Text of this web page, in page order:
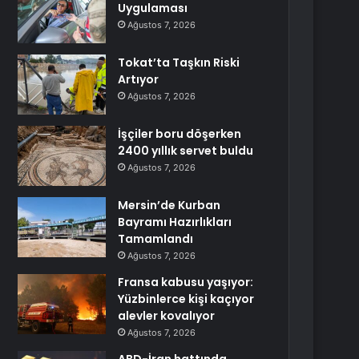
Uygulaması
Ağustos 7, 2026
Tokat’ta Taşkın Riski
Artıyor
Ağustos 7, 2026
İşçiler boru döşerken
2400 yıllık servet buldu
Ağustos 7, 2026
Mersin’de Kurban
Bayramı Hazırlıkları
Tamamlandı
Ağustos 7, 2026
Fransa kabusu yaşıyor:
Yüzbinlerce kişi kaçıyor
alevler kovalıyor
Ağustos 7, 2026